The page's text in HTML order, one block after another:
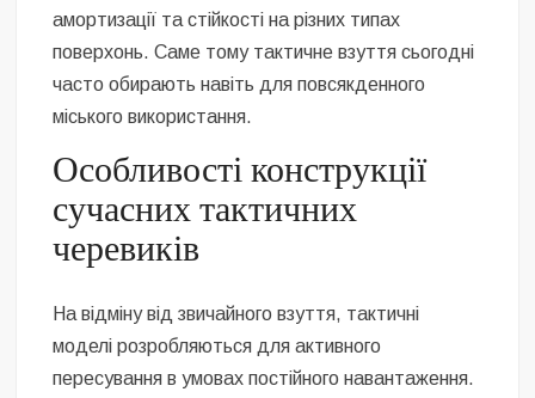
амортизації та стійкості на різних типах
поверхонь. Саме тому тактичне взуття сьогодні
часто обирають навіть для повсякденного
міського використання.
Особливості конструкції
сучасних тактичних
черевиків
На відміну від звичайного взуття, тактичні
моделі розробляються для активного
пересування в умовах постійного навантаження.